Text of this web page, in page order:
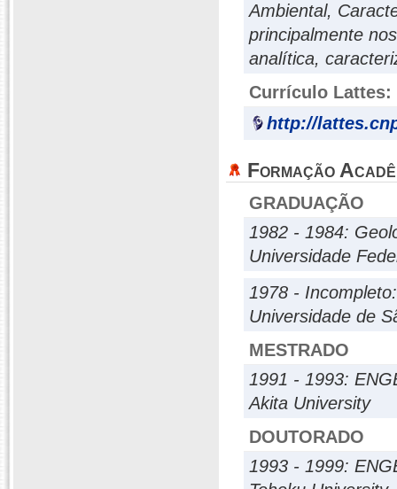
Ambiental,
principalmente
analítica,
Currículo Lattes:
http://
Formação
GRADUAÇÃO
1982 - 1984:
Universidade
1978 -
Universidade de
MESTRADO
1991 - 1993:
Akita University
DOUTORADO
1993 - 1999: